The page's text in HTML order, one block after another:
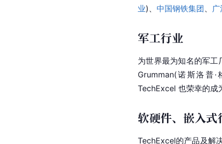
业)、 中国钢铁集团
军工行业
为世界最为知名的军
Grumman(诺斯洛普
TechExcel 也荣幸的成
软硬件、嵌入式
TechExcel的产品及解